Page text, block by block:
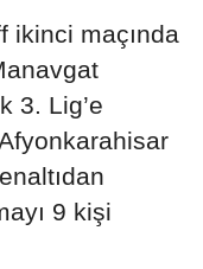
ikinci maçında
3. Lig’e
9 kişi